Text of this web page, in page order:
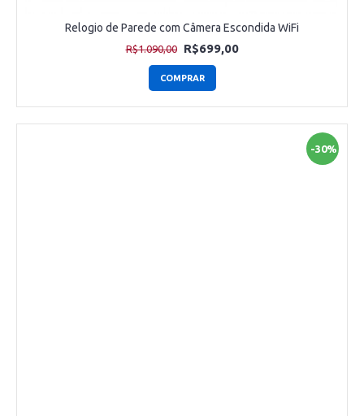
Relogio de Parede com Câmera Escondida WiFi
R$1.090,00 R$699,00
COMPRAR
-30%